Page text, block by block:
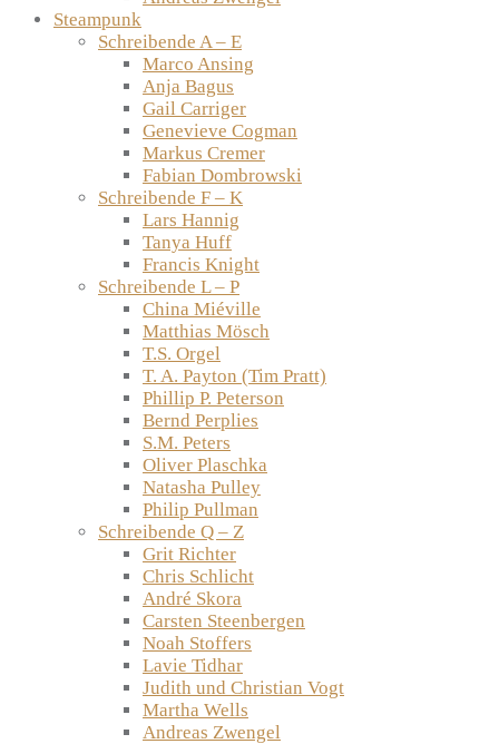
Steampunk
Schreibende A – E
Marco Ansing
Anja Bagus
Gail Carriger
Genevieve Cogman
Markus Cremer
Fabian Dombrowski
Schreibende F – K
Lars Hannig
Tanya Huff
Francis Knight
Schreibende L – P
China Miéville
Matthias Mösch
T.S. Orgel
T. A. Payton (Tim Pratt)
Phillip P. Peterson
Bernd Perplies
S.M. Peters
Oliver Plaschka
Natasha Pulley
Philip Pullman
Schreibende Q – Z
Grit Richter
Chris Schlicht
André Skora
Carsten Steenbergen
Noah Stoffers
Lavie Tidhar
Judith und Christian Vogt
Martha Wells
Andreas Zwengel